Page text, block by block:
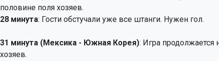
половине поля хозяев.
28 минута: Гости обстучали уже все штанги. Нужен гол.
31 минута (Мексика - Южная Корея): Игра продолжается
хозяев.